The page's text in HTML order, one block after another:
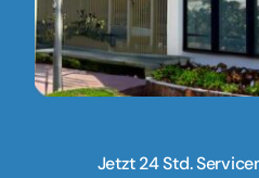
Jetzt 24 Std.